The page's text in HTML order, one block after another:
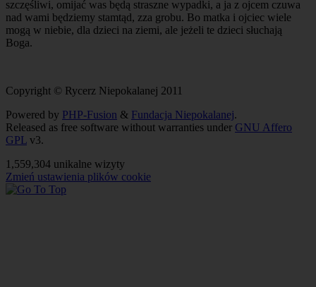
szczęśliwi, omijać was będą straszne wypadki, a ja z ojcem czuwa
nad wami będziemy stamtąd, zza grobu. Bo matka i ojciec wiele
mogą w niebie, dla dzieci na ziemi, ale jeżeli te dzieci słuchają
Boga.
Copyright © Rycerz Niepokalanej 2011
Powered by PHP-Fusion & Fundacja Niepokalanej.
Released as free software without warranties under GNU Affero
GPL v3.
1,559,304 unikalne wizyty
Zmień ustawienia plików cookie